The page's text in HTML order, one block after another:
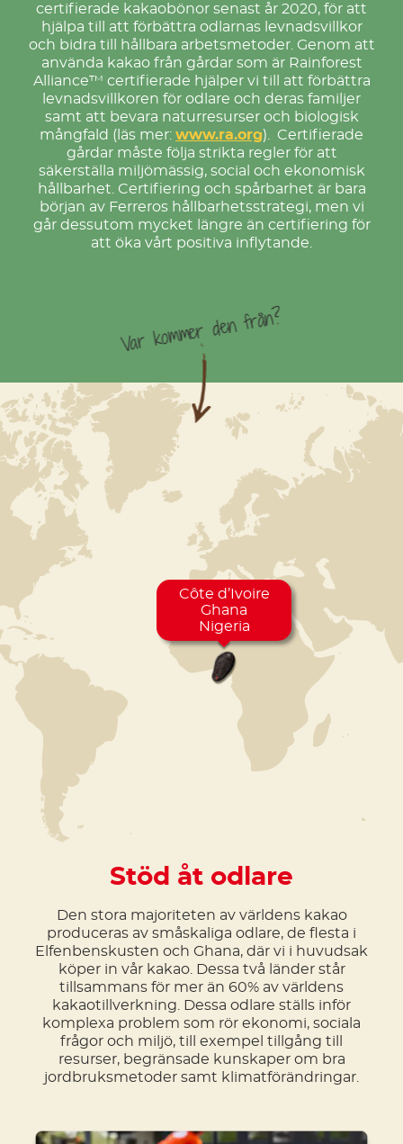
certifierade kakaobönor senast år 2020, för att
hjälpa till att förbättra odlarnas levnadsvillkor
och bidra till hållbara arbetsmetoder. Genom att
använda kakao från gårdar som är Rainforest
Alliance™ certifierade hjälper vi till att förbättra
levnadsvillkoren för odlare och deras familjer
samt att bevara naturresurser och biologisk
mångfald (läs mer: www.ra.org). Certifierade
gårdar måste följa strikta regler för att
säkerställa miljömässig, social och ekonomisk
hållbarhet. Certifiering och spårbarhet är bara
början av Ferreros hållbarhetsstrategi, men vi
går dessutom mycket längre än certifiering för
att öka vårt positiva inflytande.
Var kommer den från?
Stöd åt odlare
Den stora majoriteten av världens kakao
produceras av småskaliga odlare, de flesta i
Elfenbenskusten och Ghana, där vi i huvudsak
köper in vår kakao. Dessa två länder står
tillsammans för mer än 60% av världens
kakaotillverkning. Dessa odlare ställs inför
komplexa problem som rör ekonomi, sociala
frågor och miljö, till exempel tillgång till
resurser, begränsade kunskaper om bra
jordbruksmetoder samt klimatförändringar.
Côte d’Ivoire
Ghana
Nigeria